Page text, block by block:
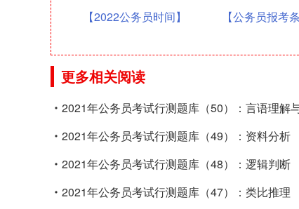
【2022公务员时间】 【公务员报考
更多相关阅读
2021年公务员考试行测题库（50）：言语理解
2021年公务员考试行测题库（49）：资料分析
2021年公务员考试行测题库（48）：逻辑判断
2021年公务员考试行测题库（47）：类比推理